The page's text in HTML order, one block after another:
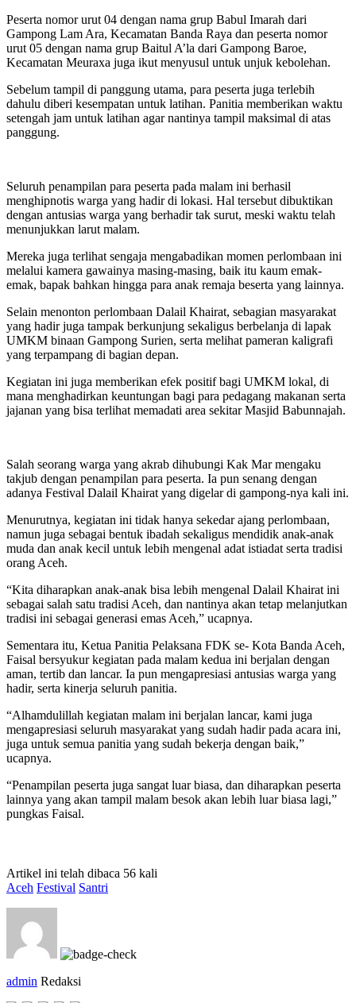
Peserta nomor urut 04 dengan nama grup Babul Imarah dari
Gampong Lam Ara, Kecamatan Banda Raya dan peserta nomor
urut 05 dengan nama grup Baitul A’la dari Gampong Baroe,
Kecamatan Meuraxa juga ikut menyusul untuk unjuk kebolehan.
Sebelum tampil di panggung utama, para peserta juga terlebih
dahulu diberi kesempatan untuk latihan. Panitia memberikan waktu
setengah jam untuk latihan agar nantinya tampil maksimal di atas
panggung.
Seluruh penampilan para peserta pada malam ini berhasil
menghipnotis warga yang hadir di lokasi. Hal tersebut dibuktikan
dengan antusias warga yang berhadir tak surut, meski waktu telah
menunjukkan larut malam.
Mereka juga terlihat sengaja mengabadikan momen perlombaan ini
melalui kamera gawainya masing-masing, baik itu kaum emak-
emak, bapak bahkan hingga para anak remaja beserta yang lainnya.
Selain menonton perlombaan Dalail Khairat, sebagian masyarakat
yang hadir juga tampak berkunjung sekaligus berbelanja di lapak
UMKM binaan Gampong Surien, serta melihat pameran kaligrafi
yang terpampang di bagian depan.
Kegiatan ini juga memberikan efek positif bagi UMKM lokal, di
mana menghadirkan keuntungan bagi para pedagang makanan serta
jajanan yang bisa terlihat memadati area sekitar Masjid Babunnajah.
Salah seorang warga yang akrab dihubungi Kak Mar mengaku
takjub dengan penampilan para peserta. Ia pun senang dengan
adanya Festival Dalail Khairat yang digelar di gampong-nya kali ini.
Menurutnya, kegiatan ini tidak hanya sekedar ajang perlombaan,
namun juga sebagai bentuk ibadah sekaligus mendidik anak-anak
muda dan anak kecil untuk lebih mengenal adat istiadat serta tradisi
orang Aceh.
“Kita diharapkan anak-anak bisa lebih mengenal Dalail Khairat ini
sebagai salah satu tradisi Aceh, dan nantinya akan tetap melanjutkan
tradisi ini sebagai generasi emas Aceh,” ucapnya.
Sementara itu, Ketua Panitia Pelaksana FDK se- Kota Banda Aceh,
Faisal bersyukur kegiatan pada malam kedua ini berjalan dengan
aman, tertib dan lancar. Ia pun mengapresiasi antusias warga yang
hadir, serta kinerja seluruh panitia.
“Alhamdulillah kegiatan malam ini berjalan lancar, kami juga
mengapresiasi seluruh masyarakat yang sudah hadir pada acara ini,
juga untuk semua panitia yang sudah bekerja dengan baik,”
ucapnya.
“Penampilan peserta juga sangat luar biasa, dan diharapkan peserta
lainnya yang akan tampil malam besok akan lebih luar biasa lagi,”
pungkas Faisal.
Artikel ini telah dibaca 56 kali
Aceh Festival Santri
admin Redaksi